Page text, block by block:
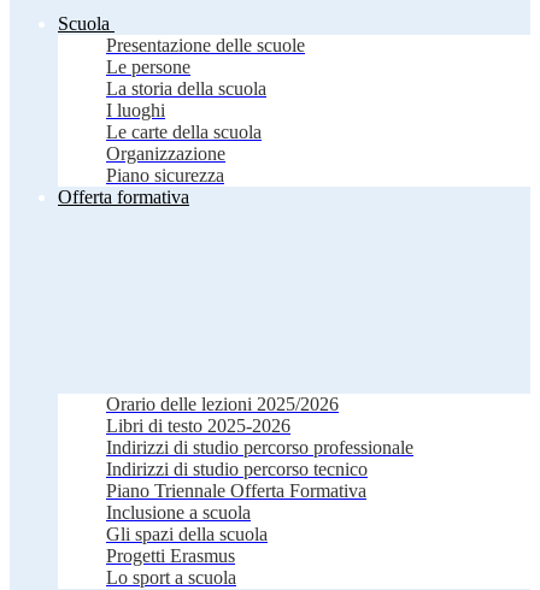
Scuola
Presentazione delle scuole
Le persone
La storia della scuola
I luoghi
Le carte della scuola
Organizzazione
Piano sicurezza
Offerta formativa
Orario delle lezioni 2025/2026
Libri di testo 2025-2026
Indirizzi di studio percorso professionale
Indirizzi di studio percorso tecnico
Piano Triennale Offerta Formativa
Inclusione a scuola
Gli spazi della scuola
Progetti Erasmus
Lo sport a scuola